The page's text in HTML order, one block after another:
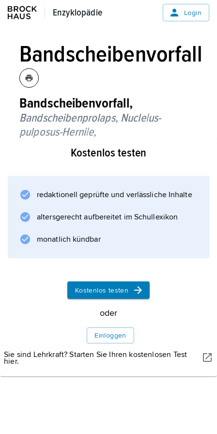
Enzyklopädie
Enzyklopädie Login
Bandscheibenvorfall
Bandscheibenvorfall,
Bandscheibenprolaps, Nucle|us-
pulposus-Herni|e,
teilweises oder völliges Herausdrängen des
(Nucleus pulposus) in den Wirbelkanal (
) mit möglichem Druck gegen die dort
verlaufenden Nervenfasern und -wurzeln.
Informationen zum Artikel
Kostenlos testen
redaktionell geprüfte und verlässliche Inhalte
altersgerecht aufbereitet im Schullexikon
monatlich kündbar
Kostenlos testen
oder
Einloggen
Sie sind Lehrkraft? Starten Sie Ihren kostenlosen Test
hier.